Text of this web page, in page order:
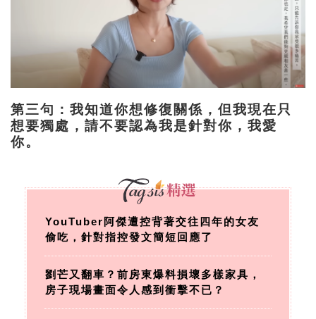
第三句：我知道你想修復關係，但我現在只
想要獨處，請不要認為我是針對你，我愛
你。
YouTuber阿傑遭控背著交往四年的女友
偷吃，針對指控發文簡短回應了
劉芒又翻車？前房東爆料損壞多樣家具，
房子現場畫面令人感到衝擊不已？